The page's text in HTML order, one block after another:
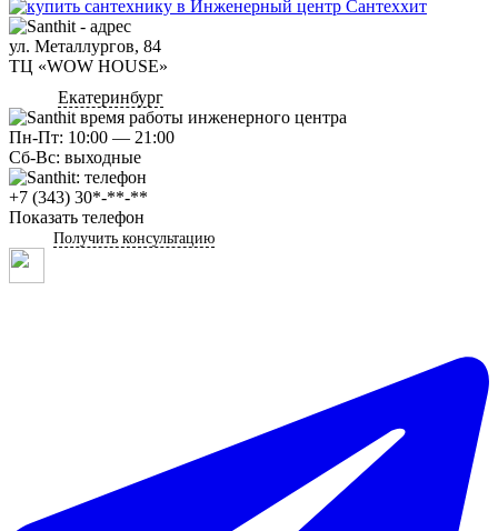
ул. Металлургов, 84
ТЦ «WOW HOUSE»
Екатеринбург
Пн-Пт: 10:00 — 21:00
Сб-Вс: выходные
+7 (343) 30*-**-**
Показать телефон
Получить консультацию